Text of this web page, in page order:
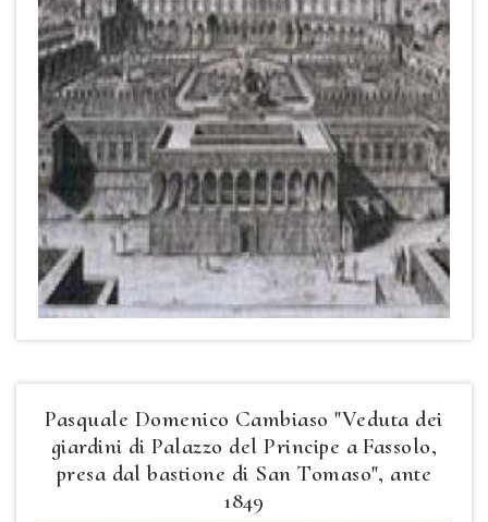
Pasquale Domenico Cambiaso "Veduta dei
giardini di Palazzo del Principe a Fassolo,
presa dal bastione di San Tomaso", ante
1849